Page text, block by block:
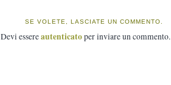
SE VOLETE, LASCIATE UN COMMENTO.
Devi essereautenticatoper inviare un commento.